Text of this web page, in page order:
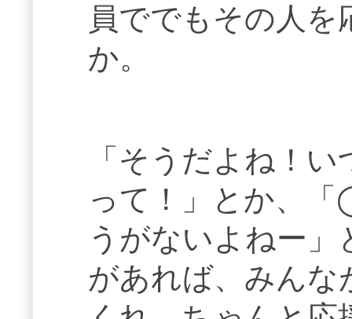
員ででもその人
か。
「そうだよね！
って！」とか、
うがないよねー」
があれば、みんな